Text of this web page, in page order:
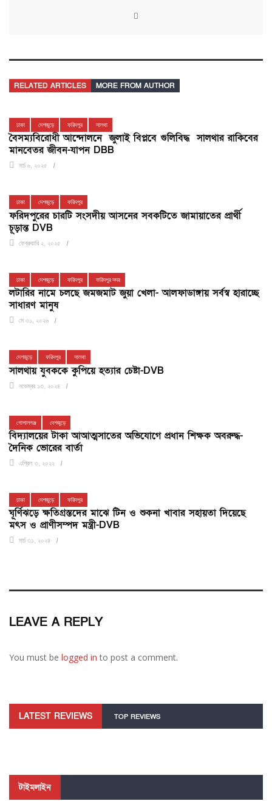
RELATED ARTICLES MORE FROM AUTHOR
ঢাকা দেশজুড়ে ফরিদপুর সালথা
বৈসম্যবিরোধী আন্দোলনে জুলাই বিপ্লবে গুলিবিদ্ধ সালথার রাকিবের
মানবেতর জীবন-যাপন DBB
মার্চ ৬, ২০২৫
ঢাকা দেশজুড়ে ফরিদপুর
ফরিদপুরের চারটি সংসদীয় আসনের সবকটিতে জামায়াতের প্রার্থী
চূড়ান্ত DVB
ফেব্রুয়ারি ২, ২০২৫
ঢাকা দেশজুড়ে ফরিদপুর ফরিদপুর সদর
লটারির নামে চলছে জমজমাট জুয়া খেলা- আলফাডাঙ্গায় সর্বস্ব হারাচ্ছে
সাধারণ মানুষ
মে ৩১, ২০২৬
দেশজুড়ে ফরিদপুর সালথা
সালথায় যুবককে কুপিয়ে হত্যার চেষ্টা-DVB
নভেম্বর ১৩, ২০২৪
গোপালগঞ্জ দেশজুড়ে
বিদ্যালয়ের টাকা আআত্মসাতের অভিযোগে প্রধান শিক্ষক অবরুদ্ধ-
দৈনিক ভোরের বার্তা
এপ্রিল ৩, ২০২২
ঢাকা দেশজুড়ে ফরিদপুর
ঘূর্ণিঝড়ে ক্ষতিগ্রস্তদের মাঝে টিন ও শুকনা খাবার সহায়তা দিয়েছে
মৎস ও প্রাণীসম্পদ মন্ত্রী-DVB
মার্চ ৩১, ২০২৪
LEAVE A REPLY
You must be logged in to post a comment.
LATEST REVIEWS TOP REVIEWS
টাইমলাইন